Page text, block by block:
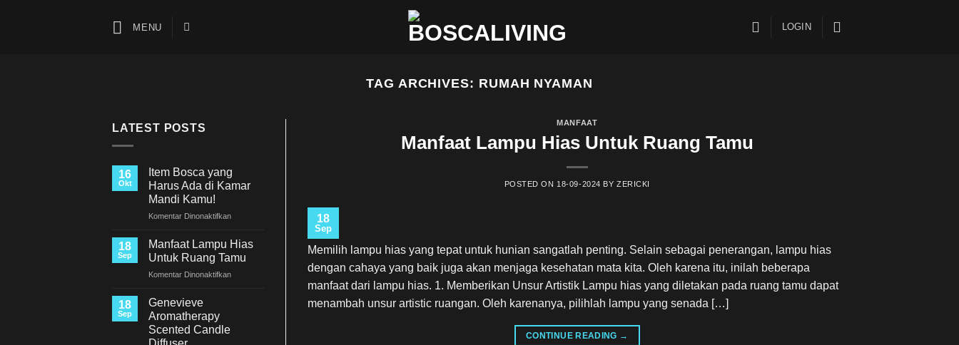
MENU LOGIN
TAG ARCHIVES: RUMAH NYAMAN
LATEST POSTS
16
Okt
Item Bosca yang
Harus Ada di Kamar
Mandi Kamu!
Komentar Dinonaktifkanpada
Bosca
Harus
Ada
18
Sep
Manfaat Lampu Hias
Untuk Ruang Tamu
Komentar Dinonaktifkanpada
18
Sep
Genevieve
Aromatherapy
Scented Candle
MANFAAT
Manfaat Lampu Hias Untuk Ruang Tamu
POSTED ON 18-09-2024 BYZERICKI
18
Sep
Memilih lampu hias yang tepat untuk hunian sangatlah penting. Selain sebagai penerangan, lampu hias
dengan cahaya yang baik juga akan menjaga kesehatan mata kita. Oleh karena itu, inilah beberapa
manfaat dari lampu hias. 1. Memberikan Unsur Artistik Lampu hias yang diletakan pada ruang tamu dapat
menambah unsur artistic ruangan. Oleh karenanya, pilihlah lampu yang senada […]
CONTINUE READING →